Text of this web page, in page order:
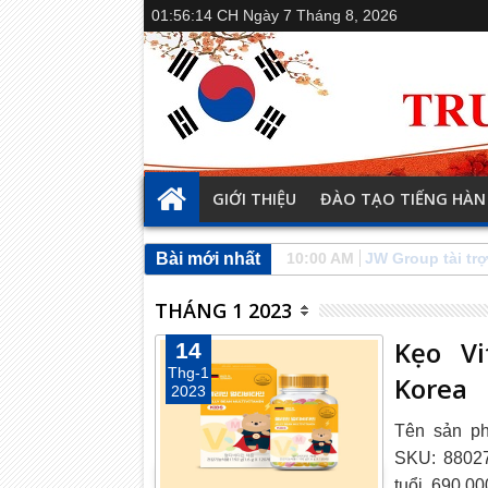
01:56:15 CH Ngày 7 Tháng 8, 2026
GIỚI THIỆU ĐÀO TẠO TIẾNG HÀN
Bài mới nhất 00:30 AM Ngày hội kết
THÁNG 1 2023
Kẹo
Korea
Tên sản
SKU:
14
Thg-1
2023